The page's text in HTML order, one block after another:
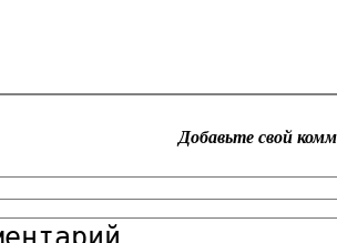
Добавьте свой